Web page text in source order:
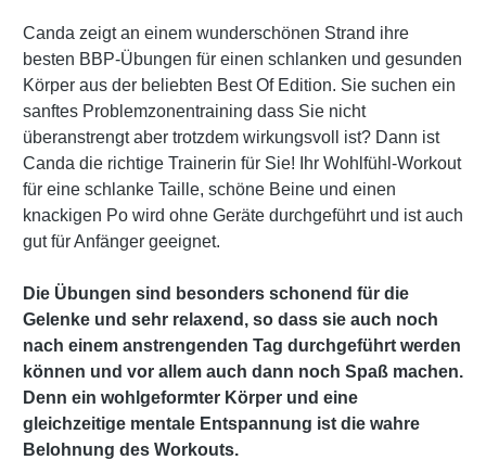
Canda zeigt an einem wunderschönen Strand ihre
besten BBP-Übungen für einen schlanken und gesunden
Körper aus der beliebten Best Of Edition. Sie suchen ein
sanftes Problemzonentraining dass Sie nicht
überanstrengt aber trotzdem wirkungsvoll ist? Dann ist
Canda die richtige Trainerin für Sie! Ihr Wohlfühl-Workout
für eine schlanke Taille, schöne Beine und einen
knackigen Po wird ohne Geräte durchgeführt und ist auch
gut für Anfänger geeignet.
Die Übungen sind besonders schonend für die
Gelenke und sehr relaxend, so dass sie auch noch
nach einem anstrengenden Tag durchgeführt werden
können und vor allem auch dann noch Spaß machen.
Denn ein wohlgeformter Körper und eine
gleichzeitige mentale Entspannung ist die wahre
Belohnung des Workouts.